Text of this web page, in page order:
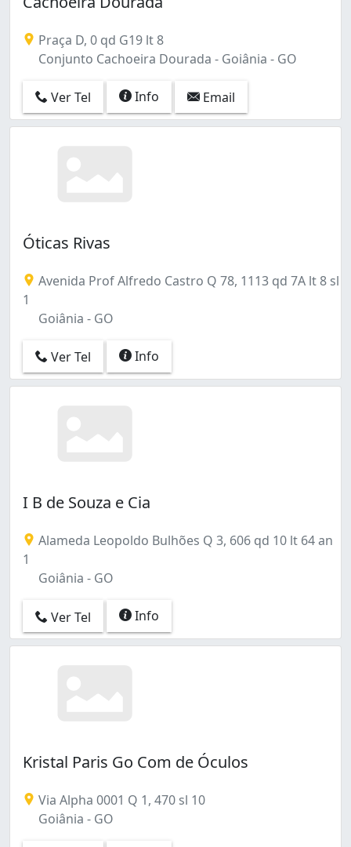
Praça D, 0 qd G19 lt 8
Conjunto Cachoeira Dourada - Goiânia - GO
Ver Tel Info Email
Óticas Rivas
Avenida Prof Alfredo Castro Q 78, 1113 qd 7A lt 8 sl
1
Goiânia - GO
Ver Tel Info
I B de Souza e Cia
Alameda Leopoldo Bulhões Q 3, 606 qd 10 lt 64 an
1
Goiânia - GO
Ver Tel Info
Kristal Paris Go Com de Óculos
Via Alpha 0001 Q 1, 470 sl 10
Goiânia - GO